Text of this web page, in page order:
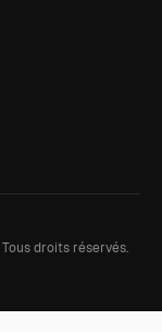
Tous droits réservés.